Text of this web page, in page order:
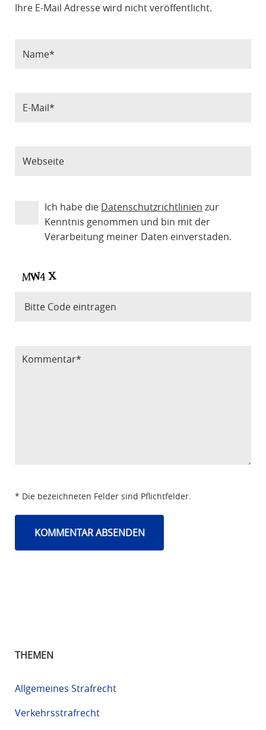
Ihre E-Mail Adresse wird nicht veröffentlicht.
Ich habe die Datenschutzrichtlinien zur
Kenntnis genommen und bin mit der
Verarbeitung meiner Daten einverstaden.
* Die bezeichneten Felder sind Pflichtfelder.
THEMEN
Allgemeines Strafrecht
Verkehrsstrafrecht